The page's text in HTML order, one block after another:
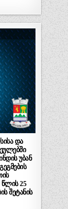
და
უბან
წლის 25
შეტანის